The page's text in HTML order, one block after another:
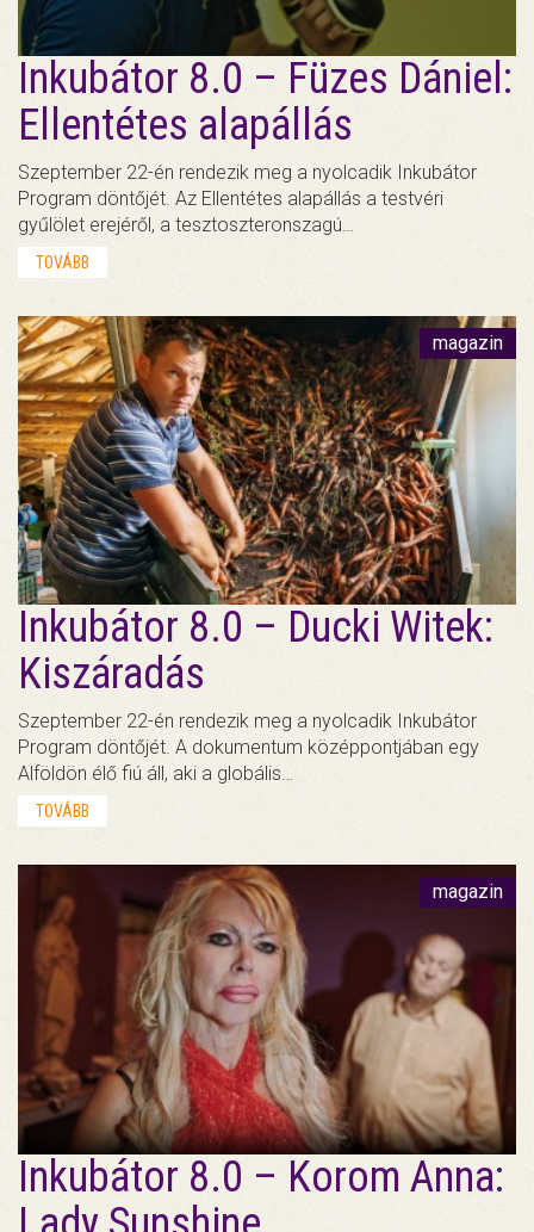
Inkubátor 8.0 – Füzes Dániel:
Ellentétes alapállás
Szeptember 22-én rendezik meg a nyolcadik Inkubátor
Program döntőjét. Az Ellentétes alapállás a testvéri
gyűlölet erejéről, a tesztoszteronszagú…
TOVÁBB
magazin
Inkubátor 8.0 – Ducki Witek:
Kiszáradás
Szeptember 22-én rendezik meg a nyolcadik Inkubátor
Program döntőjét. A dokumentum középpontjában egy
Alföldön élő fiú áll, aki a globális…
TOVÁBB
magazin
Inkubátor 8.0 – Korom Anna: